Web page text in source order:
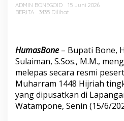
e
a
s
P
a
w
a
i
ADMIN BONEGOID
15 Juni 2026
BERITA
3435 Dilihat
HumasBone – Bupati Bone,
Sulaiman, S.Sos., M.M.,
melepas secara resmi
Muharram 1448 Hijriah
yang dipusatkan di
Watampone, Senin (15/6/